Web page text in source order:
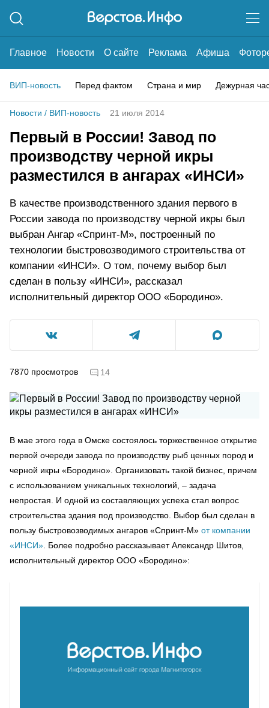
Главное Новости О сайте Реклама Афиша
ВИП-новость Перед фактом Страна и мир Дежурная
Новости / ВИП-новость 21 июля 2014
Первый в России! Завод по
производству черной икры
разместился в ангарах «ИНСИ»
В качестве производственного здания первого в
России завода по производству черной икры был
выбран Ангар «Спринт-М», построенный по
технологии быстровозводимого строительства от
компании «ИНСИ». О том, почему выбор был
сделан в пользу «ИНСИ», рассказал
исполнительный директор ООО «Бородино».
7870 просмотров 14
В мае этого года в Омске состоялось торжественное открытие
первой очереди завода по производству рыб ценных пород и
черной икры «Бородино». Организовать такой бизнес, причем
с использованием уникальных технологий, – задача
непростая. И одной из составляющих успеха стал вопрос
строительства здания под производство. Выбор был сделан в
пользу быстровозводимых ангаров «Спринт-М» от компании
«ИНСИ» . Более подробно рассказывает Александр Шитов,
исполнительный директор ООО «Бородино»: